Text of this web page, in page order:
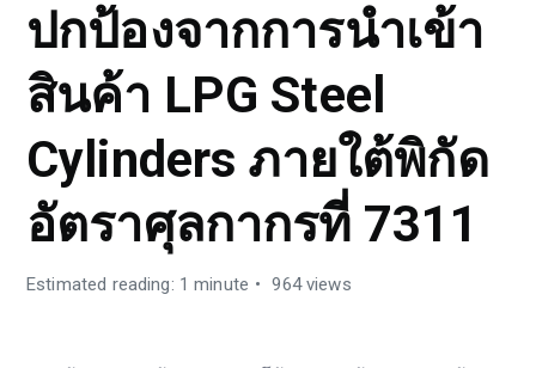
ปกป้องจากการนำเข้า
สินค้า LPG Steel
Cylinders ภายใต้พิกัด
อัตราศุลกากรที่ 7311
Estimated reading: 1 minute 964 views